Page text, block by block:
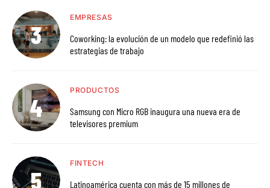
EMPRESAS
Coworking: la evolución de un modelo que redefinió las
estrategias de trabajo
PRODUCTOS
Samsung con Micro RGB inaugura una nueva era de
televisores premium
FINTECH
Latinoamérica cuenta con más de 15 millones de